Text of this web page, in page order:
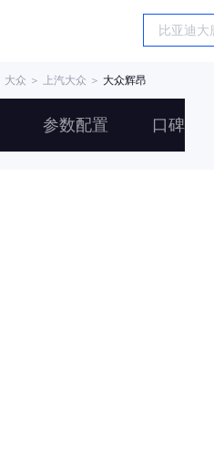
大众 ＞ 上汽大众 ＞ 大众辉昂
参数配置 口碑